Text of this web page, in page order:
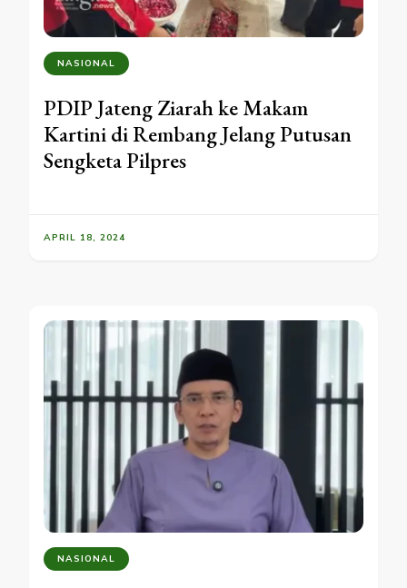
NASIONAL
PDIP Jateng Ziarah ke Makam
Kartini di Rembang Jelang Putusan
Sengketa Pilpres
APRIL 18, 2024
NASIONAL